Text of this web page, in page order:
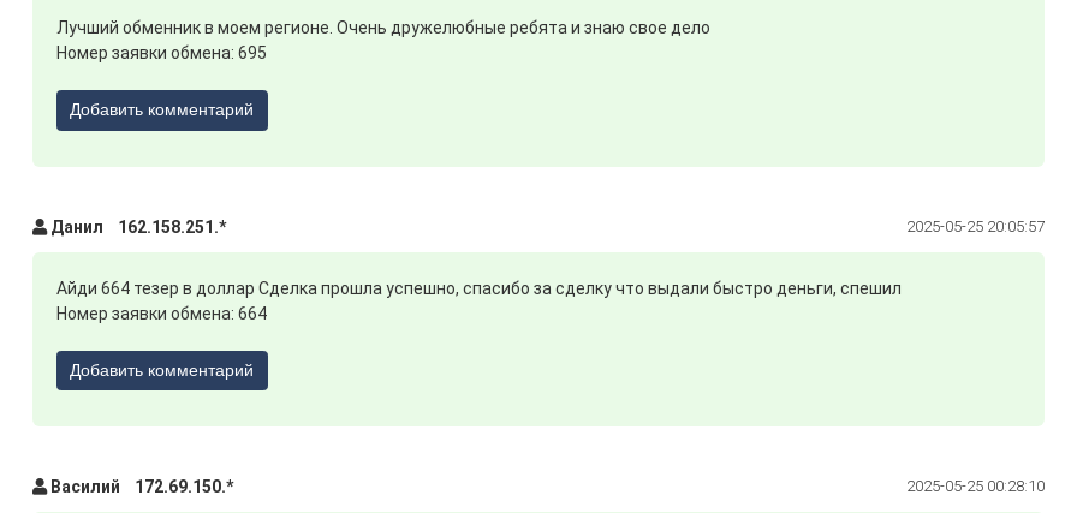
Лучший обменник в моем регионе. Очень дружелюбные ребята и знаю свое дело
Номер заявки обмена: 695
Добавить комментарий
Данил 162.158.251.* 2025-05-25 20:05:57
Айди 664 тезер в доллар Сделка прошла успешно, спасибо за сделку что выдали быстро деньги, спешил
Номер заявки обмена: 664
Добавить комментарий
Василий 172.69.150.* 2025-05-25 00:28:10